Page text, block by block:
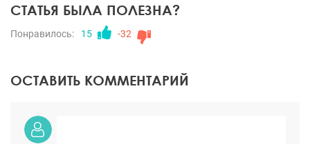
СТАТЬЯ БЫЛА ПОЛЕЗНА?
Понравилось: 15 -32
ОСТАВИТЬ КОММЕНТАРИЙ